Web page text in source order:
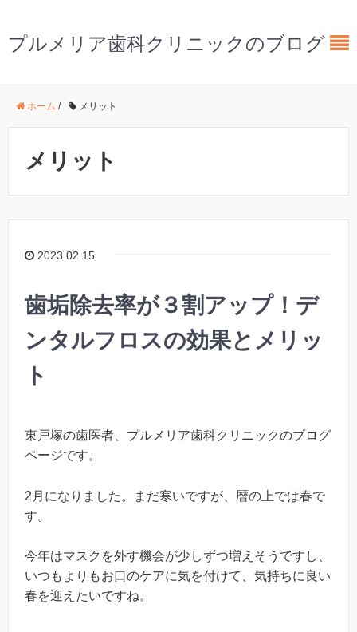
プルメリア歯科クリニックのブログ
ホーム / メリット
メリット
2023.02.15
歯垢除去率が３割アップ！デ
ンタルフロスの効果とメリッ
ト
東戸塚の歯医者、プルメリア歯科クリニックのブログ
ページです。
2月になりました。まだ寒いですが、暦の上では春で
す。
今年はマスクを外す機会が少しずつ増えそうですし、
いつもよりもお口のケアに気を付けて、気持ちに良い
春を迎えたいですね。